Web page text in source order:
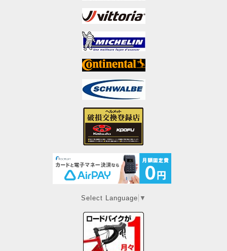
Select Language ▼